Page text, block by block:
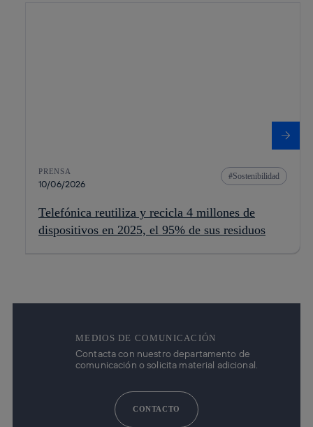
PRENSA
10/06/2026
Sostenibilidad
Telefónica reutiliza y recicla 4 millones de
dispositivos en 2025, el 95% de sus residuos
MEDIOS DE COMUNICACIÓN
Contacta con nuestro departamento de
comunicación o solicita material adicional.
CONTACTO